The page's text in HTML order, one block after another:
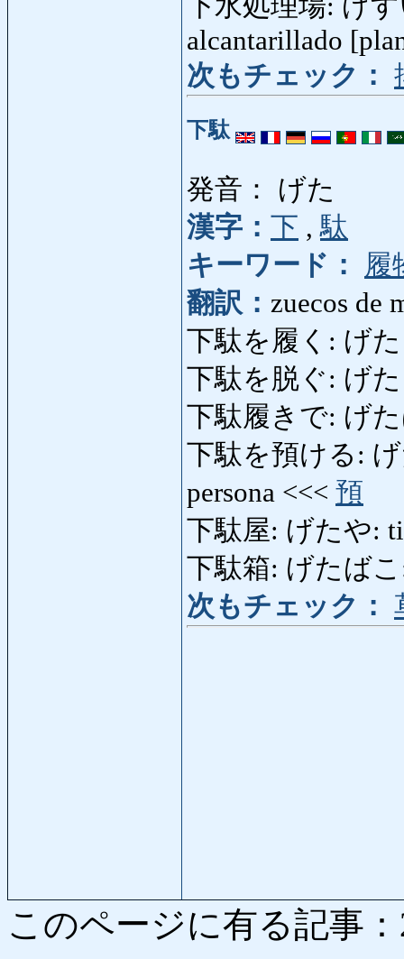
下水処理場: げ
alcantarillado
次もチェック：
下駄
発音： げた
漢字： 下 ,駄
キーワード：
履
翻訳： zuecos de
下駄を履く: げた
下駄を脱ぐ: げ
下駄履きで: げ
下駄を預ける:
persona <<< 預
下駄屋: げたや:
下駄箱: げたばこ
次もチェック：
このページに有る記事